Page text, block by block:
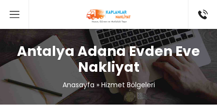
Antalya Adana Evden Eve
Nakliyat
Anasayfa» Hizmet Bölgeleri